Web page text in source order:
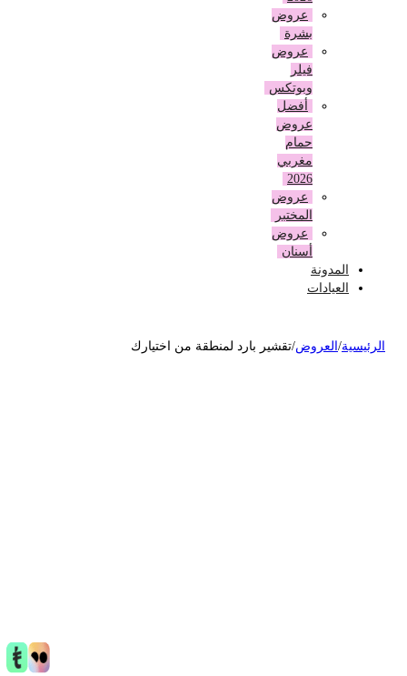
عروض
بشرة
عروض
وبوتكس
أفضل
عروض
حمام
مغربي
عروض
المختبر
عروض
أسنان
المدونة
العيادات
/العروض تقشير بارد لمنطقة من اختيارك